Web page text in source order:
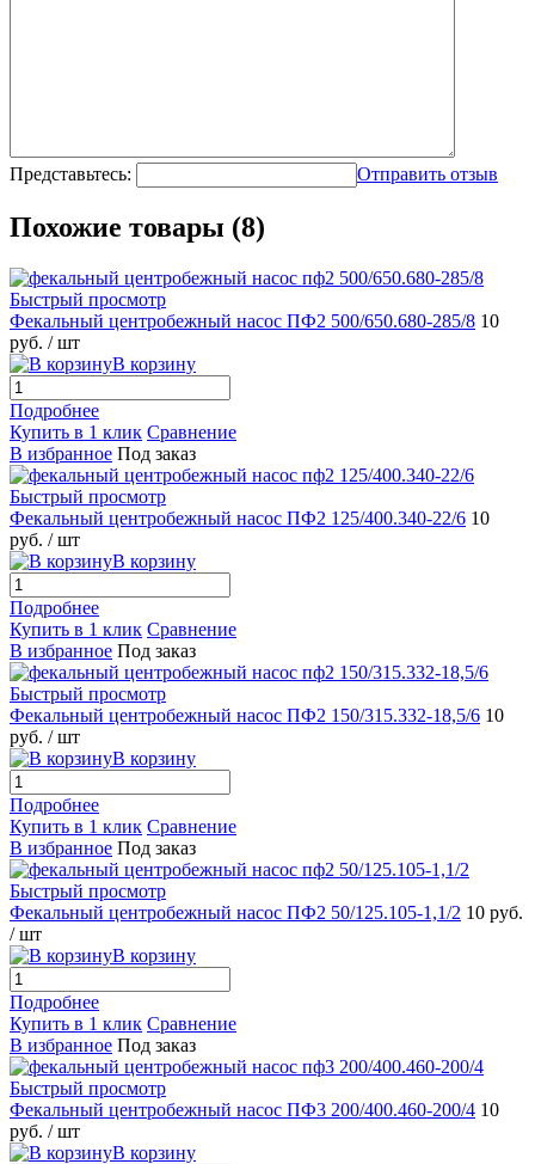
Представьтесь: Отправить отзыв
Похожие товары (8)
Быстрый просмотр
Фекальный центробежный насос ПФ2 500/650.680-285/8 10
руб. / шт
В корзину
Подробнее
Купить в 1 клик Сравнение
В избранное Под заказ
Быстрый просмотр
Фекальный центробежный насос ПФ2 125/400.340-22/6 10
руб. / шт
В корзину
Подробнее
Купить в 1 клик Сравнение
В избранное Под заказ
Быстрый просмотр
Фекальный центробежный насос ПФ2 150/315.332-18,5/6 10
руб. / шт
В корзину
Подробнее
Купить в 1 клик Сравнение
В избранное Под заказ
Быстрый просмотр
Фекальный центробежный насос ПФ2 50/125.105-1,1/2 10 руб.
/ шт
В корзину
Подробнее
Купить в 1 клик Сравнение
В избранное Под заказ
Быстрый просмотр
Фекальный центробежный насос ПФ3 200/400.460-200/4 10
руб. / шт
В корзину